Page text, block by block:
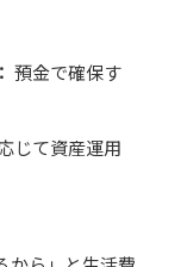
預金で確保す
じて資産運用